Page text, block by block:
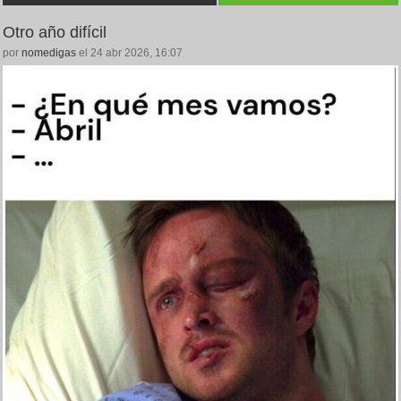
Otro año difícil
por nomedigas el 24 abr 2026, 16:07